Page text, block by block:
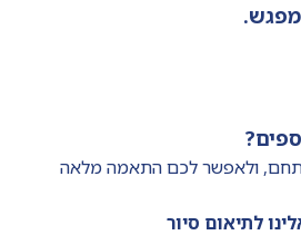
ולאפשר לכם התאמה מלאה
לתיאום סיור